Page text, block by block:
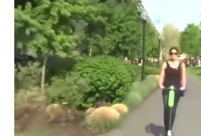
Y tế
Thế giới
Tin tức
Kinh tế